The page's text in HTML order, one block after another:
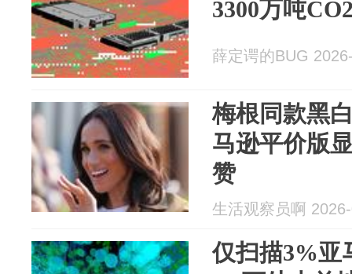
3300万吨
薛定谔的BUG
梅根同款黑
马逊平价版
赞
生活观察员啊
仅扫描3%亚